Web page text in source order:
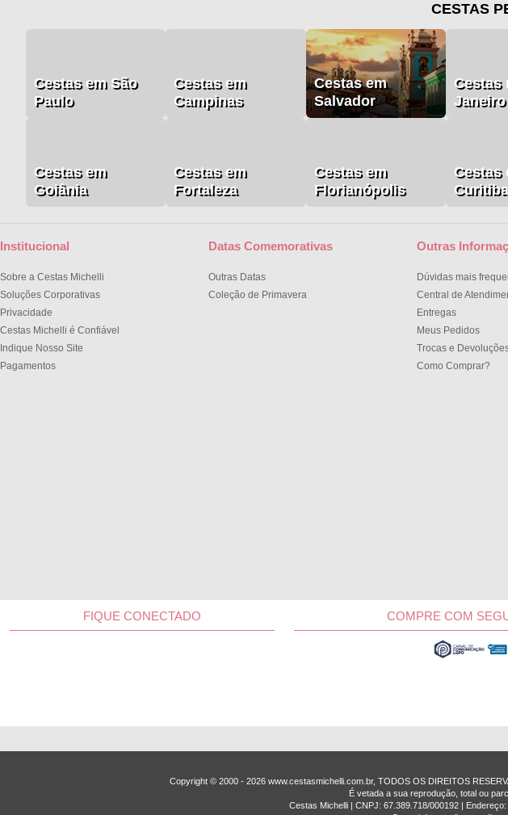
CESTAS
Cestas em São
Paulo
Cestas em
Campinas
Cestas em
Salvador
Cestas
Janeiro
Cestas em
Goiânia
Cestas em
Fortaleza
Cestas em
Florianópolis
Cestas
Curitiba
Institucional
Sobre a Cestas Michelli
Soluções Corporativas
Privacidade
Cestas Michelli é Confiável
Indique Nosso Site
Pagamentos
Datas Comemorativas
Outras Datas
Coleção de Primavera
Outras
Dúvidas mais
Central de
Entregas
Meus Pedidos
Trocas e
Como Comprar?
FIQUE CONECTADO COMPRE COM
Copyright © 2000 - ­2026 www.cestasmichelli.com.br, TODOS OS DIREITOS
É vetada a sua reprodução, total ou
Cestas Michelli | CNPJ: 67.389.718/0001­92 |